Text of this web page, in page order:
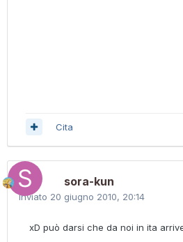
Cita
sora-kun
Inviato 20 giugno 2010, 20:14
xD può darsi che da noi in ita